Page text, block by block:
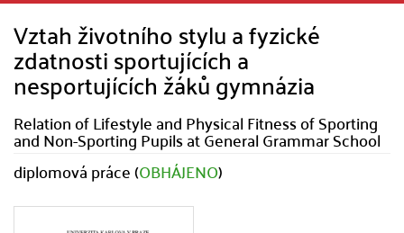
Vztah životního stylu a fyzické
zdatnosti sportujících a
nesportujících žáků gymnázia
Relation of Lifestyle and Physical Fitness of Sporting
and Non-Sporting Pupils at General Grammar School
diplomová práce (OBHÁJENO)